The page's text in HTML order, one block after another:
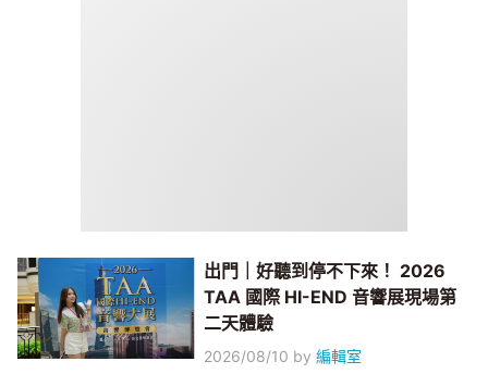
出門｜好聽到停不下來！ 2026
TAA 國際 HI-END 音響展現場第
二天體驗
2026/08/10 by編輯室